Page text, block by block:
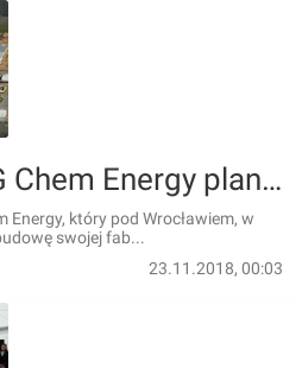
Dolny Śląsk: LG Chem Energy planuje kolejną wielką fabrykę baterii do e-aut
Energy, który pod Wrocławiem, w
swojej fab...
23.11.2018, 00:03